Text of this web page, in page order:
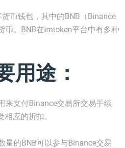
币钱包，其中的BNB（Binance
币。BNB在imtoken平台中有多种
用途：
来支付Binance交易所交易手续
应的折扣。
量的BNB可以参与Binance交易